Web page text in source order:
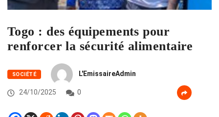
Togo : des équipements pour
renforcer la sécurité alimentaire
SOCIÉTÉ L'EmissaireAdmin
24/10/2025 0